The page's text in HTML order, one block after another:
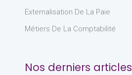
Externalisation De La Paie
Métiers De La Comptabilité
Nos derniers articles